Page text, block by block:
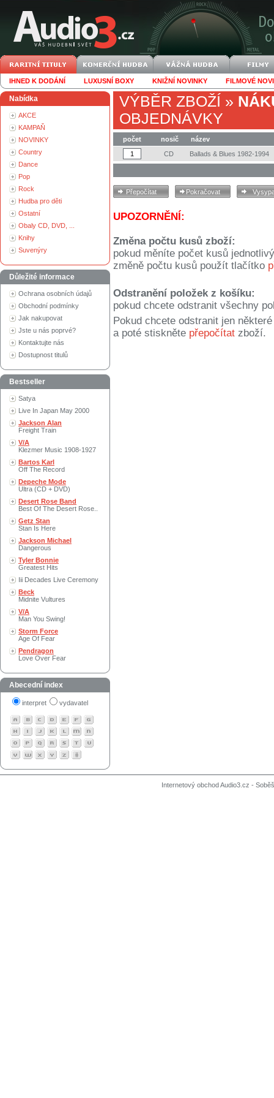
IHNED K DODÁNÍ LUXUSNÍ BOXY KNIŽNÍ NOVINKY FILMOVÉ
Nabídka
AKCE
KAMPAŇ
NOVINKY
Country
Dance
Pop
Rock
Hudba pro děti
Ostatní
Obaly CD, DVD, ...
Knihy
Suvenýry
Důležité informace
Ochrana osobních údajů
Obchodní podmínky
Jak nakupovat
Jste u nás poprvé?
Kontaktujte nás
Dostupnost titulů
Bestseller
Satya
Live In Japan May 2000
Jackson Alan
Freight Train
V/A
Klezmer Music 1908-1927
Bartos Karl
Off The Record
Depeche Mode
Ultra (CD + DVD)
Desert Rose Band
Best Of The Desert Rose..
Getz Stan
Stan Is Here
Jackson Michael
Dangerous
Tyler Bonnie
Greatest Hits
Iii Decades Live Ceremony
Beck
Midnite Vultures
V/A
Man You Swing!
Storm Force
Age Of Fear
Pendragon
Love Over Fear
Abecední index
interpret vydavatel
VÝBĚR ZBOŽÍ »
OBJEDNÁVKY
počet nosič
název
CD
Ballads & Blues 1982-1994
UPOZORNĚNÍ:
Změna počtu kusů zboží:
pokud měníte počet kusů
změně počtu kusů použít tlačítko
Odstranění položek z košíku:
pokud chcete odstranit všechny
Pokud chcete odstranit jen
a poté stiskněte přepočítat zboží.
Internetový obchod Audio3.cz -